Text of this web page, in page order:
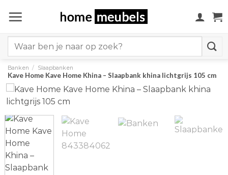
naar
for:
Banken / Slaapbanken
Kave Home Kave Home Khina – Slaapbank khina lichtgrijs 105 cm